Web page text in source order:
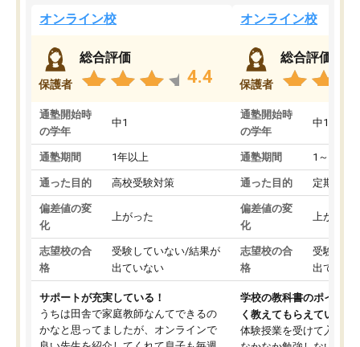
オンライン校
保護者
総合評価
4.4
通塾開始時
の学年
中1
通塾期間 1年以上
通った目的 高校受験対策
偏差値の変
化
上がった
志望校の合
格
受験していない/結果が
出ていない
サポートが充実している！
うちは田舎で家庭教師なんてできるの
かなと思ってましたが、オンラインで
オンライン校
保護者
総合評価
通塾開始時
の学年
中1
通塾期間 1～3ヵ月
通った目的 定期テス
偏差値の変
化
上がった
志望校の合
格
受験して
出ていな
学校の教科書のポイント
く教えてもらえている
体験授業を受けて入塾し